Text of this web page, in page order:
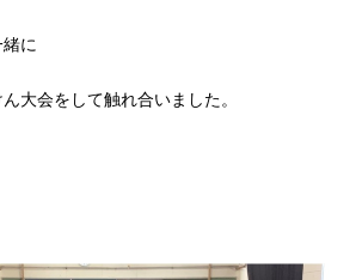
に
大会をして触れ合いました。